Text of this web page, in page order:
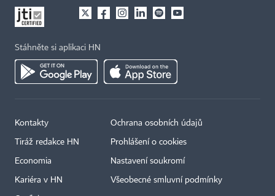
Stáhněte si aplikaci HN
Kontakty
Tiráž redakce HN
Economia
Kariéra v HN
Ochrana osobních údajů
Prohlášení o cookies
Nastavení soukromí
Všeobecné smluvní podmínky